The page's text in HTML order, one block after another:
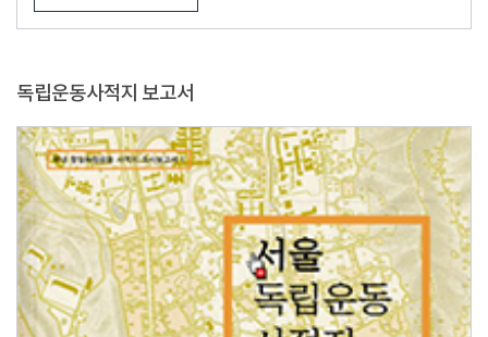
독립운동사적지 보고서